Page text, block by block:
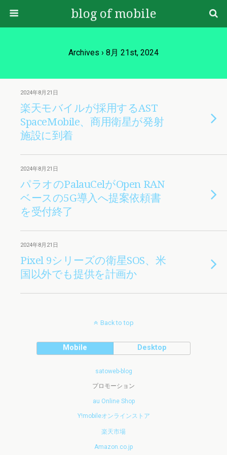
blog of mobile
Archives › 8月 21st, 2024
2024年8月21日
楽天モバイルが採用するAST
SpaceMobile、商用衛星が発射
施設に到着
2024年8月21日
パラオのPalauCelがOpen RAN
ベースの5G導入へ提案依頼書
を受付終了
2024年8月21日
Pixel 9シリーズの衛星SOS、米
国以外でも提供を計画か
Back to top
Mobile Desktop
satoweb-blog
プロモーション
au Online Shop
Y!mobileオンラインストア
楽天市場
Amazon.co.jp